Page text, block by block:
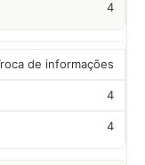
4
de informações
4
4